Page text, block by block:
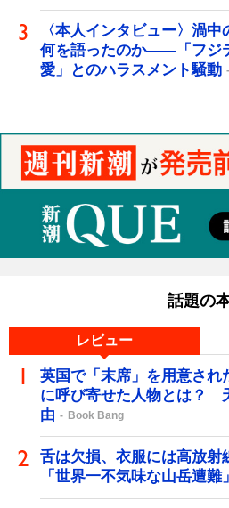
〈本人インタビュー〉渦
何を語ったのか――「フジ
愛」とのハラスメント騒動
話題の
レビュー
英国で「末席」を用意され
に呼び寄せた人物とは？
由
Book Bang
舌は欠損、衣服には高放
「世界一不気味な山岳遭難